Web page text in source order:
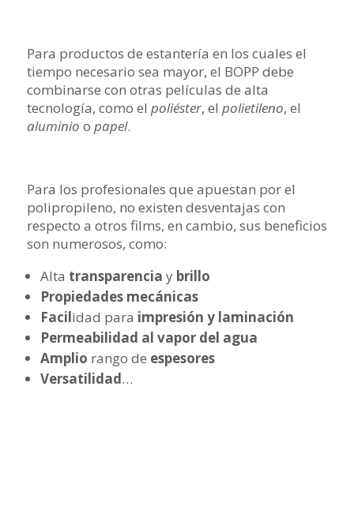
Para productos de estantería en los cuales el
tiempo necesario sea mayor, el BOPP debe
combinarse con otras películas de alta
tecnología, como el poliéster, el polietileno, el
aluminio o papel.
Para los profesionales que apuestan por el
polipropileno, no existen desventajas con
respecto a otros films, en cambio, sus beneficios
son numerosos, como:
Alta transparencia y brillo
Propiedades mecánicas
Facilidad para impresión y laminación
Permeabilidad al vapor del agua
Amplio rango de espesores
Versatilidad…